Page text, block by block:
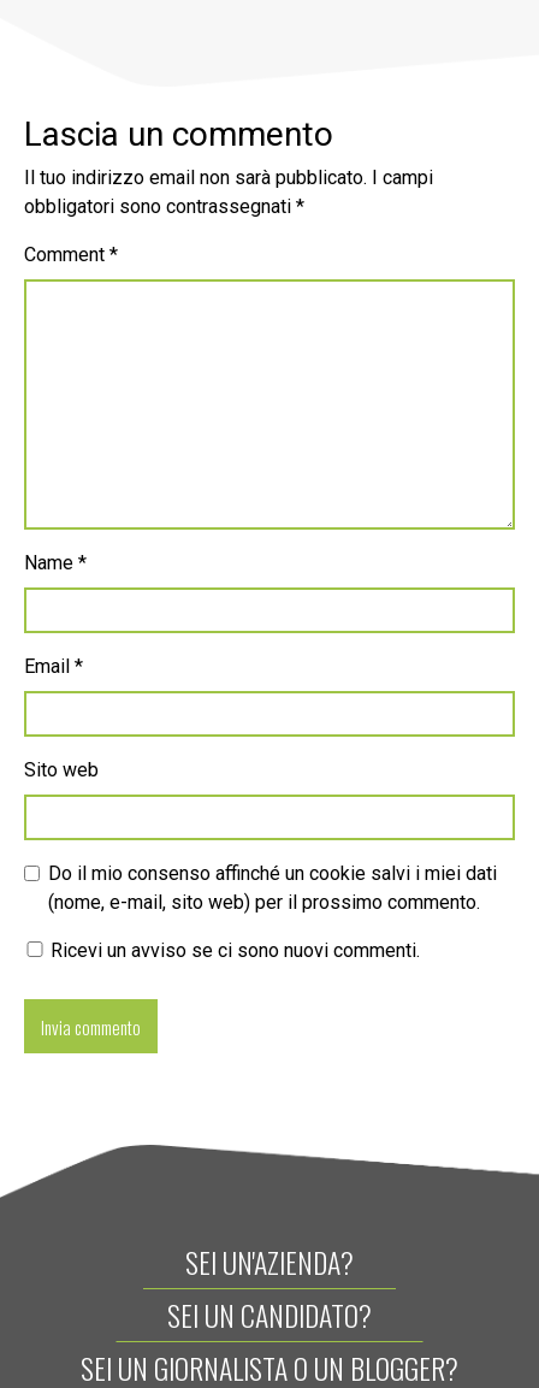
Lascia un commento
Il tuo indirizzo email non sarà pubblicato.
I campi
obbligatori sono contrassegnati *
Comment *
Name *
Email *
Sito web
Do il mio consenso affinché un cookie salvi i miei dati
(nome, e-mail, sito web) per il prossimo commento.
Ricevi un avviso se ci sono nuovi commenti.
SEI UN'AZIENDA?
SEI UN CANDIDATO?
SEI UN GIORNALISTA O UN BLOGGER?